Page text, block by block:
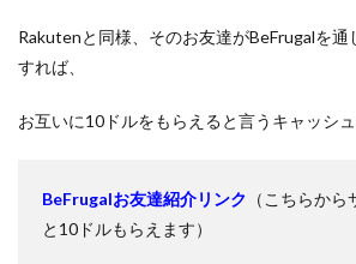
Rakutenと同様、そのお友達がBeFrugalを
すれば、
お互いに10ドルをもらえると言うキャッシュ
BeFrugalお友達紹介リンク
（こちらか
と10ドルもらえます）